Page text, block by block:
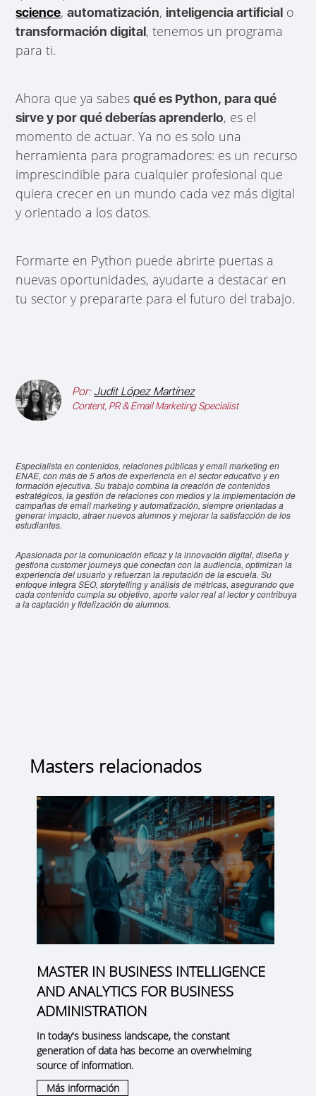
science,automatización, inteligencia artificial o
transformación digital, tenemos un programa
para ti.
Ahora que ya sabesqué es Python, para qué
sirve y por qué deberías aprenderlo, es el
momento de actuar. Ya no es solo una
herramienta para programadores: es un recurso
imprescindible para cualquier profesional que
quiera crecer en un mundo cada vez más digital
y orientado a los datos.
Formarte en Python puede abrirte puertas a
nuevas oportunidades, ayudarte a destacar en
tu sector y prepararte para el futuro del trabajo.
Por: Judit López Martínez
Content, PR & Email Marketing Specialist
Especialista en contenidos, relaciones públicas y email marketing en
ENAE, con más de 5 años de experiencia en el sector educativo y en
formación ejecutiva. Su trabajo combina la creación de contenidos
estratégicos, la gestión de relaciones con medios y la implementación de
campañas de email marketing y automatización, siempre orientadas a
generar impacto, atraer nuevos alumnos y mejorar la satisfacción de los
estudiantes.
Apasionada por la comunicación eficaz y la innovación digital, diseña y
gestiona customer journeys que conectan con la audiencia, optimizan la
experiencia del usuario y refuerzan la reputación de la escuela. Su
enfoque integra SEO, storytelling y análisis de métricas, asegurando que
cada contenido cumpla su objetivo, aporte valor real al lector y contribuya
a la captación y fidelización de alumnos.
Masters relacionados
MASTER IN BUSINESS INTELLIGENCE
AND ANALYTICS FOR BUSINESS
ADMINISTRATION
In today's business landscape, the constant
generation of data has become an overwhelming
source of information.
Más información